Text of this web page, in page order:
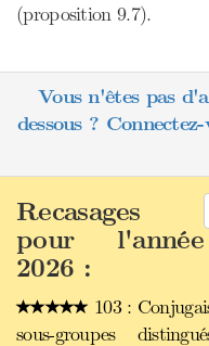
(proposition 9.7).
Vous n'êtes pas
dessous ?
Recasages
pour l'année
2026 :
103 :
sous-groupes